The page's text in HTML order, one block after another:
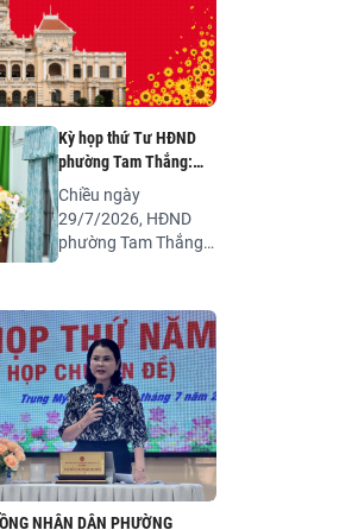
Kỳ họp thứ Tư HĐND
phường Tam Thắng:
Quyết nghị các nội
dung quan trọng về đầu
tư công và tổ chức hoạt
động của HĐND
Chiều ngày
29/7/2026, HĐND
phường Tam Thắng
chức Kỳ họp thứ Tư
(kỳ họp chuyên đề)
tại Hội trường UBND
phường Tam Thắng
nhằm xem xét, quyết
định các nội dung
thuộc thẩm quyền
theo quy định.
NHÂN DÂN PHƯỜNG